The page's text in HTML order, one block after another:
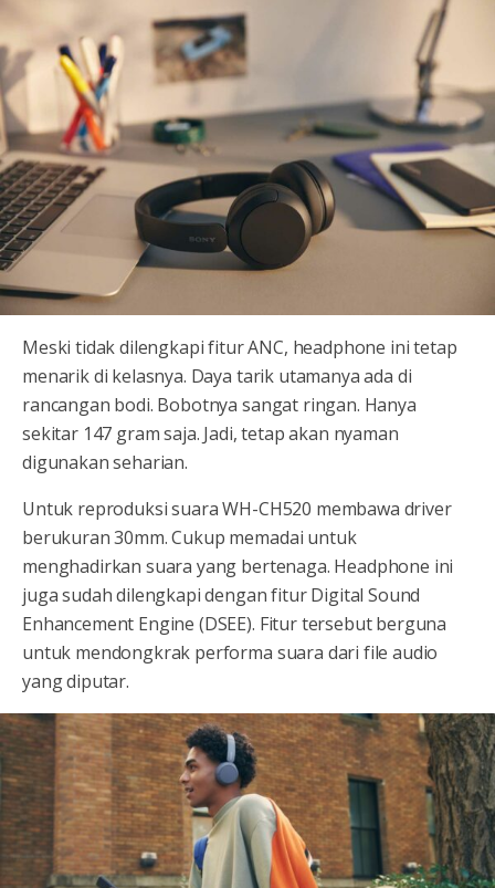
Meski tidak dilengkapi fitur ANC, headphone ini tetap
menarik di kelasnya. Daya tarik utamanya ada di
rancangan bodi. Bobotnya sangat ringan. Hanya
sekitar 147 gram saja. Jadi, tetap akan nyaman
digunakan seharian.
Untuk reproduksi suara WH-CH520 membawa driver
berukuran 30mm. Cukup memadai untuk
menghadirkan suara yang bertenaga. Headphone ini
juga sudah dilengkapi dengan fitur Digital Sound
Enhancement Engine (DSEE). Fitur tersebut berguna
untuk mendongkrak performa suara dari file audio
yang diputar.